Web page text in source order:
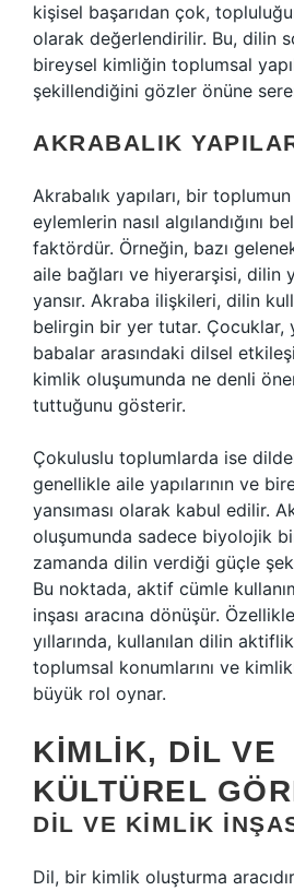
kişisel başarıdan çok,
olarak değerlendirilir. Bu, dilin
bireysel kimliğin toplumsal
şekillendiğini gözler önüne
AKRABALIK
Akrabalık yapıları, bir
eylemlerin nasıl algılandığını
faktördür. Örneğin, bazı
aile bağları ve hiyerarşisi, dilin
yansır. Akraba ilişkileri, dilin
belirgin bir yer tutar. Çocuklar,
babalar arasındaki dilsel
kimlik oluşumunda ne denli
tuttuğunu gösterir.
Çokuluslu toplumlarda ise
genellikle aile yapılarının ve
yansıması olarak kabul edilir.
oluşumunda sadece biyolojik
zamanda dilin verdiği güçle
Bu noktada, aktif cümle
inşası aracına dönüşür.
yıllarında, kullanılan dilin aktiflik
toplumsal konumlarını ve
büyük rol oynar.
KIMLIK, DIL VE
KÜLTÜREL
DIL VE KIMLIK
Dil, bir kimlik oluşturma